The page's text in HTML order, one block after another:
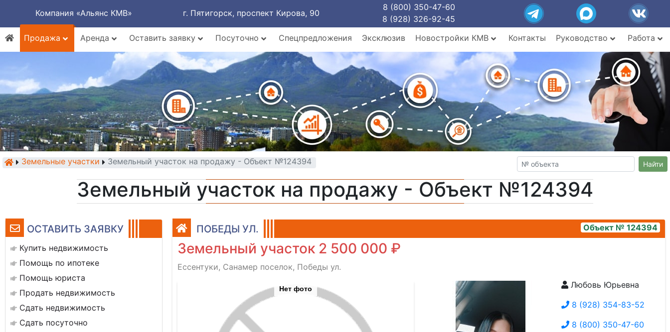
Компания «Альянс КМВ» г. Пятигорск, проспект Кирова, 90
8 (800) 350-47-60
8 (928) 326-92-45
Продажа
Аренда Оставить заявку Посуточно Спецпредложения Эксклюзив Новостройки КМВ Контакты Руководство Работа
Земельные участки Земельный участок на продажу - Объект №124394 Найти
Земельный участок на продажу - Объект №124394
ОСТАВИТЬ ЗАЯВКУ
Купить недвижимость
Помощь по ипотеке
Помощь юриста
Продать недвижимость
Сдать недвижимость
Сдать посуточно
ПОБЕДЫ УЛ. Объект № 124394
Земельный участок 2 500 000 ₽
Ессентуки, Санамер поселок, Победы ул.
Нет фото
Любовь Юрьевна
8 (928) 354-83-52
8 (800) 350-47-60